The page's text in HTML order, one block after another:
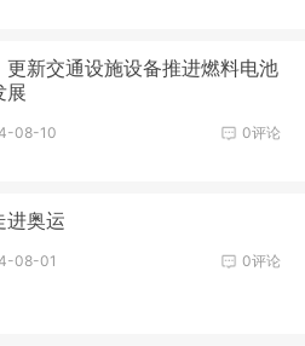
更新交通设施设备推进燃料电池
展
0评论
08-10
进奥运
0评论
08-01